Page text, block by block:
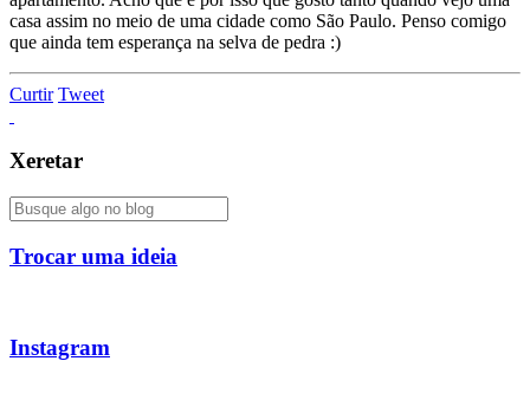
casa assim no meio de uma cidade como São Paulo. Penso comigo
que ainda tem esperança na selva de pedra :)
Curtir Tweet
Xeretar
Trocar uma ideia
Instagram